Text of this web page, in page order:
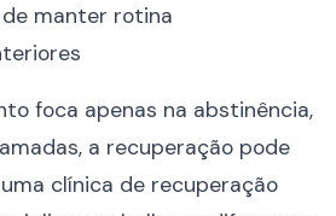
manter rotina
foca apenas na abstinência,
a recuperação pode
clínica de recuperação